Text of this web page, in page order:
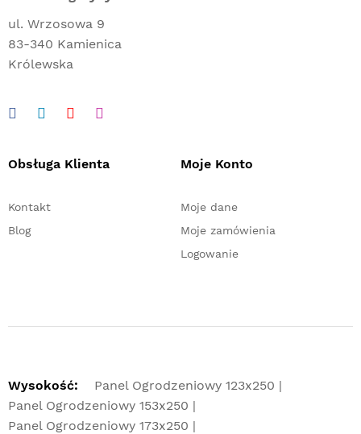
ul. Wrzosowa 9
83-340 Kamienica
Królewska
Obsługa Klienta
Kontakt
Blog
Moje Konto
Moje dane
Moje zamówienia
Logowanie
Wysokość:
Panel Ogrodzeniowy 123x250
Panel Ogrodzeniowy 153x250
Panel Ogrodzeniowy 173x250